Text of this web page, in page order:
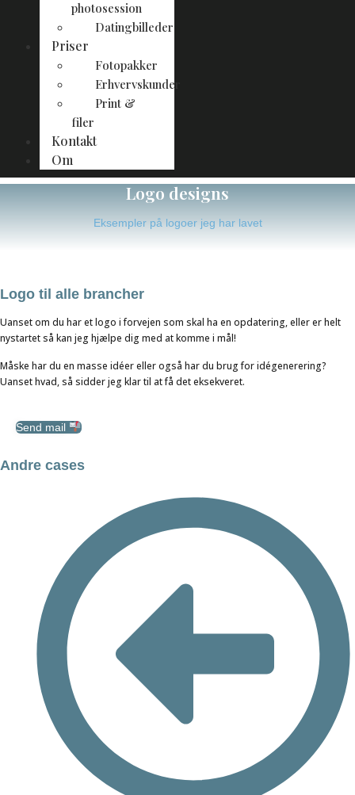
photosession
Datingbilleder
Priser
Fotopakker
Erhvervskunder
Print &
filer
Kontakt
Om
Logo designs
Eksempler på logoer jeg har lavet
Logo til alle brancher
Uanset om du har et logo i forvejen som skal ha en opdatering, eller er helt
nystartet så kan jeg hjælpe dig med at komme i mål!
Måske har du en masse idéer eller også har du brug for idégenerering?
Uanset hvad, så sidder jeg klar til at få det eksekveret.
Send mail
Andre cases